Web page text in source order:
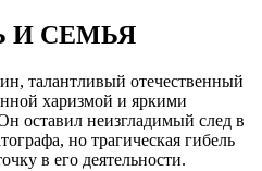
И СЕМЬЯ
талантливый отечественный
харизмой и яркими
оставил неизгладимый след в
но трагическая гибель
в его деятельности.